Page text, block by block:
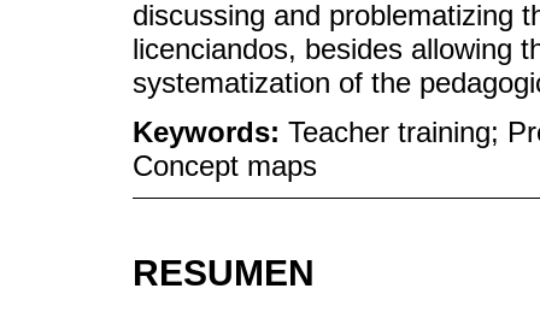
discussing and problematizing
licenciandos, besides allowing
systematization of the
Keywords: Teacher training;
Concept maps
RESUMEN